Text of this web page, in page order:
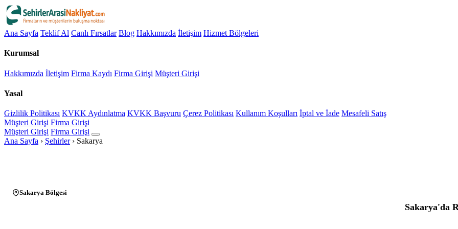
Ana Sayfa Teklif Al Canlı Fırsatlar Blog Hakkımızda İletişim Hizmet Bölgeleri
Kurumsal
Hakkımızda İletişim Firma Kaydı Firma Girişi Müşteri Girişi
Yasal
Gizlilik Politikası KVKK Aydınlatma KVKK Başvuru Çerez Politikası Kullanım Koşulları İptal ve İade Mesafeli Satış
Müşteri Girişi Firma Girişi
Müşteri Girişi Firma Girişi
Ana Sayfa › Şehirler › Sakarya
Sakarya Bölgesi
Sakarya'da